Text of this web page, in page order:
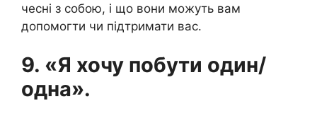
чесні з собою, і що вони можуть вам
допомогти чи підтримати вас.
9. «Я хочу побути один/
одна».